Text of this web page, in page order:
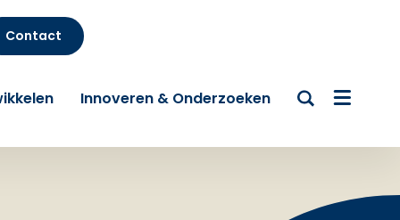
Contact
Innoveren & Onderzoeken